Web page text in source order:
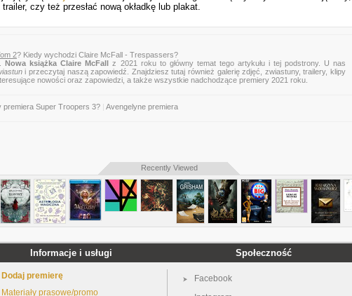
czy też przesłać nową okładkę lub plakat.
2? Kiedy wychodzi Claire McFall - Trespassers?
Nowa książka Claire McFall z 2021 roku to główny temat tego artykułu i tej podstrony. U nas
i przeczytaj naszą zapowiedź. Znajdziesz tutaj również galerię zdjęć, zwiastuny, trailery, klipy
nowości oraz zapowiedzi, a także wszystkie nadchodzące premiery 2021 roku.
premiera Super Troopers 3? Avengelyne premiera
Recently Viewed
Informacje i usługi
Dodaj premierę
Materiały prasowe/promo
Społeczność
Facebook